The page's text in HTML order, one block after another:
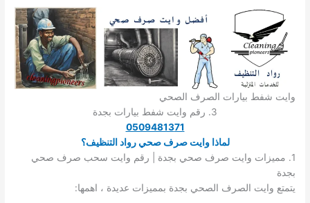
وايت شفط بيارات الصرف الصحي
3. رقم وايت شفط بيارات بجدة
0509481371
لماذا وايت صرف صحي رواد التنظيف؟
1. مميزات وايت صرف صحي بجدة | رقم وايت سحب صرف صحي
بجدة
يتمتع وايت الصرف الصحي بجدة بمميزات عديدة ، اهمها: